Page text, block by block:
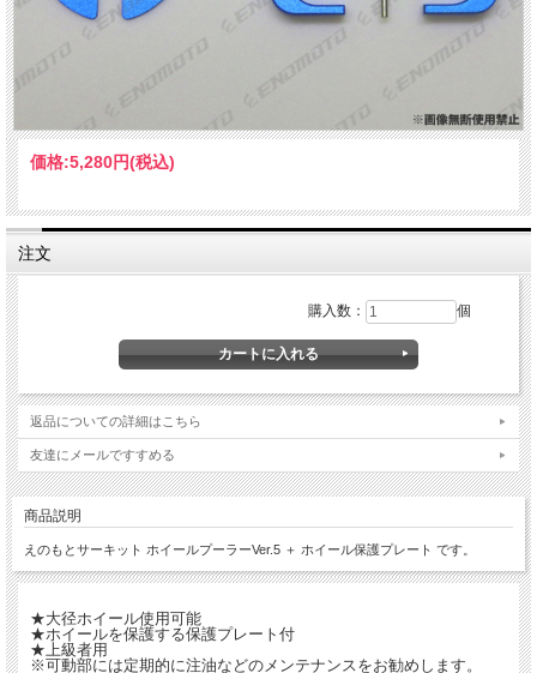
価格:5,280円(税込)
注文
購入数： 個
返品についての詳細はこちら
友達にメールですすめる
商品説明
えのもとサーキット ホイールプーラーVer.5 ＋ ホイール保護プレート です。
★大径ホイール使用可能
★ホイールを保護する保護プレート付
★上級者用
※可動部には定期的に注油などのメンテナンスをお勧めします。